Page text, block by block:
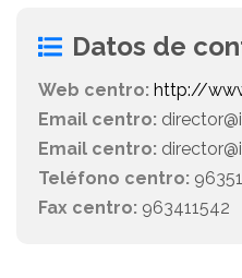
Datos de
Web centro: http://
Email centro:
Email centro:
Teléfono centro:
Fax centro: 963411542